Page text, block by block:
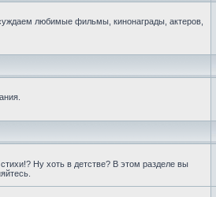
любимые фильмы, кинонаграды, актеров,
Ну хоть в детстве? В этом разделе вы